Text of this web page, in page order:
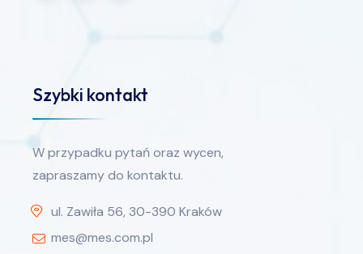
Szybki kontakt
W przypadku pytań oraz wycen,
zapraszamy do kontaktu.
ul. Zawiła 56, 30-390 Kraków
mes@mes.com.pl